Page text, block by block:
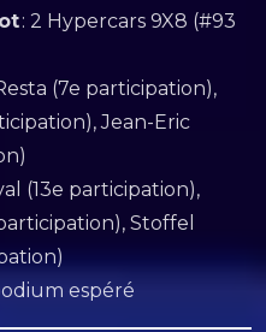
: 2 Hypercars 9X8 (#93
(7e participation),
Jean-Eric
(13e participation),
Stoffel
espéré